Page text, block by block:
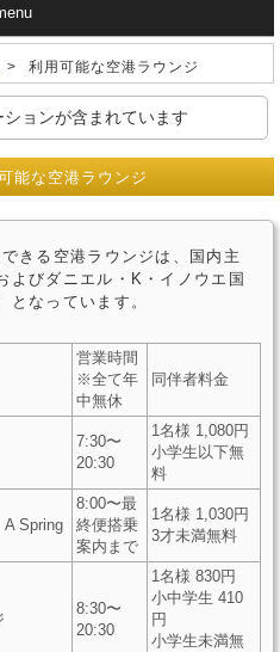
> 利用可能な空港ラウンジ
ョンが含まれています
能な空港ラウンジ
きる空港ラウンジは、国内主
よびダニエル・K・イノウエ国
となっています。
営業時間
※全て年
中無休
同伴者料金
7:30〜
20:30
1名様 1,080円
小学生以下無
料
Spring
8:00〜最
終便搭乗
案内まで
1名様 1,030円
3才未満無料
8:30〜
20:30
1名様 830円
小中学生 410
円
小学生未満無